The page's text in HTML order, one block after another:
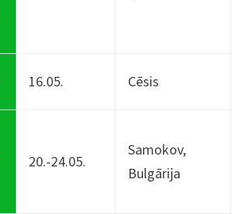
16.05. Cēsis
20.-24.05.
Samokov,
Bulgārija